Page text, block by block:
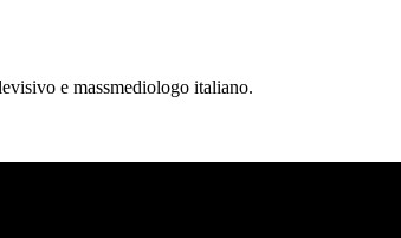
e massmediologo italiano.